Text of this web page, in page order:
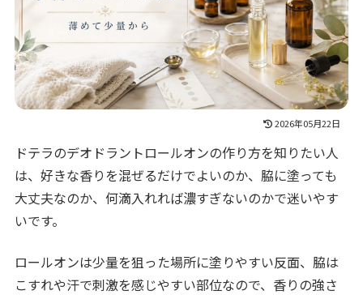
2026年05月22日
ドテラのデオドラントロールオンの作り方を知りたい人
は、好きな香りを混ぜるだけでよいのか、脇に塗っても
大丈夫なのか、何滴入れれば濃すぎないのかで迷いやす
いです。
ロールオンは少量を狙った場所に塗りやすい反面、脇は
こすれや汗で刺激を感じやすい部位なので、香りの強さ